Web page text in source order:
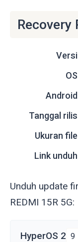
Recovery
Versi
OS
Android
Tanggal rilis
Ukuran file
Link unduh
Unduh update
REDMI 15R 5G:
HyperOS 2 9